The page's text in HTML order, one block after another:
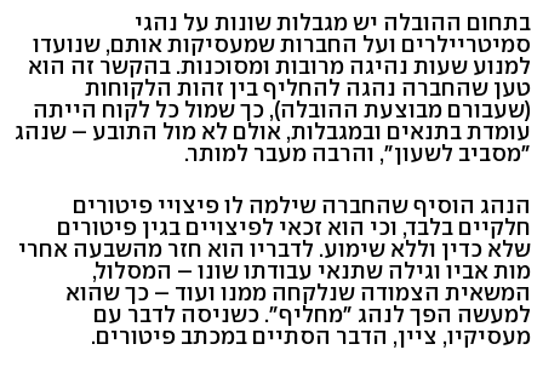
בתחום ההובלה יש מגבלות שונות על נהגי
סמיטריילרים ועל החברות שמעסיקות אותם, שנועדו
למנוע שעות נהיגה מרובות ומסוכנות. בהקשר זה הוא
טען שהחברה נהגה להחליף בין זהות הלקוחות
(שעבורם מבוצעת ההובלה), כך שמול כל לקוח הייתה
עומדת בתנאים ובמגבלות, אולם לא מול התובע – שנהג
"מסביב לשעון", והרבה מעבר למותר.
הנהג הוסיף שהחברה שילמה לו פיצויי פיטורים
חלקיים בלבד, וכי הוא זכאי לפיצויים בגין פיטורים
שלא כדין וללא שימוע. לדבריו הוא חזר מהשבעה אחרי
מות אביו וגילה שתנאי עבודתו שונו – המסלול,
המשאית הצמודה שנלקחה ממנו ועוד – כך שהוא
למעשה הפך לנהג "מחליף". כשניסה לדבר עם
מעסיקיו, ציין, הדבר הסתיים במכתב פיטורים.